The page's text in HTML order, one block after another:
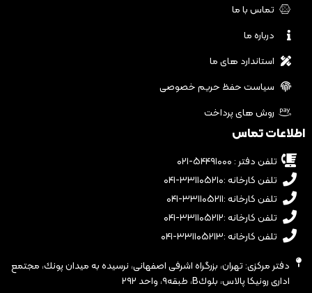
تماس با ما
درباره ما
استاندارد های ما
سیاست حفظ حریم خصوصی
روش های پرداخت
اطلاعات تماس
تلفن دفتر : ۵۴۴۹۱۰۰۰-۰۲۱
تلفن کارخانه :۳۳۱۱۰۵۲۱۰-۰۴۱
تلفن کارخانه :۳۳۱۱۰۵۲۱۱-۰۴۱
تلفن کارخانه :۳۳۱۱۰۵۲۱۲-۰۴۱
تلفن کارخانه :۳۳۱۱۰۵۲۱۳-۰۴۱
دفتر مرکزی: تهران، بزرگراه اشرفى اصفهانى، نرسيده به ميدان پونك، مجتمع
ادارى رونيكا پالاس، بلوكB، طبقه٩، واحد ٢٩٢